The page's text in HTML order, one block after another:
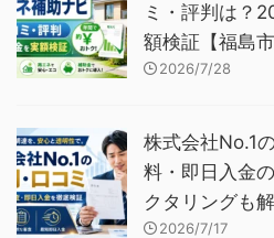
ミ・評判は？
額検証【福島市
2026/7/28
株式会社No.1
料・即日入金
クタリングも解
2026/7/17